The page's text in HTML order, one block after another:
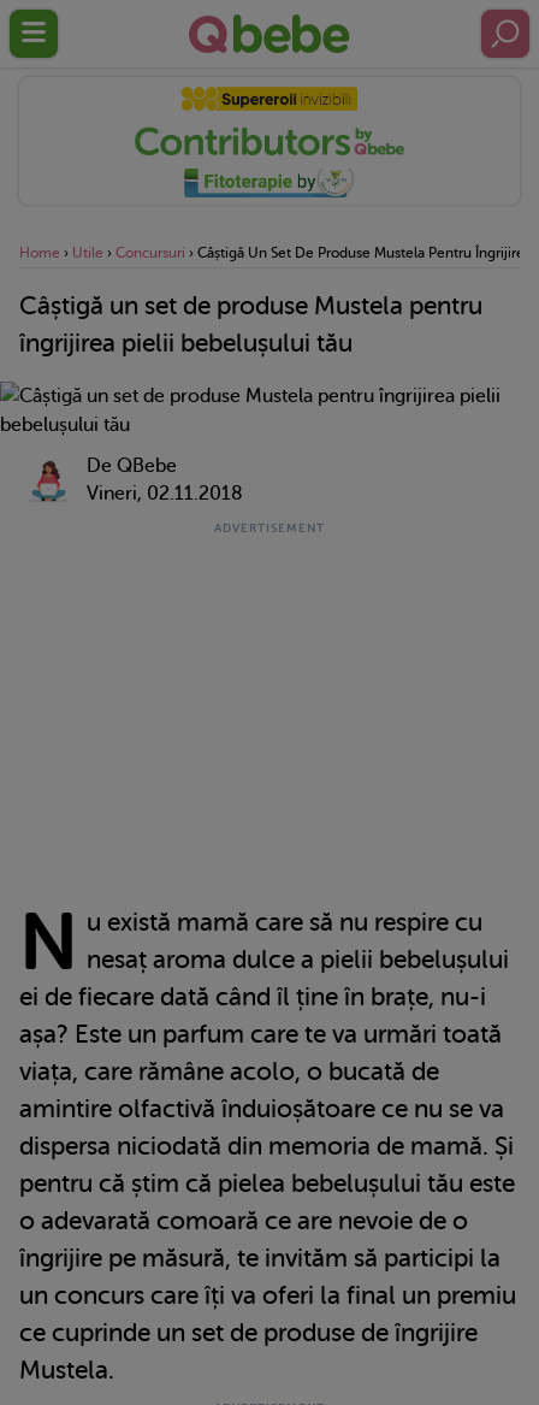
Home › Utile › Concursuri › Câștigă Un Set De Produse Mustela Pentru Îngrijirea
Câștigă un set de produse Mustela pentru
îngrijirea pielii bebelușului tău
De QBebe
Vineri, 02.11.2018
N u există mamă care să nu respire cu
nesaț aroma dulce a pielii bebelușului
ei de fiecare dată când îl ține în brațe, nu-i
așa? Este un parfum care te va urmări toată
viața, care rămâne acolo, o bucată de
amintire olfactivă înduioșătoare ce nu se va
dispersa niciodată din memoria de mamă. Și
pentru că știm că pielea bebelușului tău este
o adevarată comoară ce are nevoie de o
îngrijire pe măsură, te invităm să participi la
un concurs care îți va oferi la final un premiu
ce cuprinde un set de produse de îngrijire
Mustela.